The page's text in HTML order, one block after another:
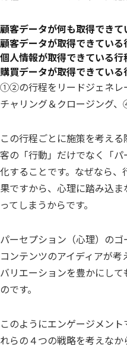
顧客データが何も取得できて
顧客データが取得できている
個人情報が取得できている行
購買データが取得できている
①②の行程をリードジェネレ
チャリング＆クロージング、
この行程ごとに施策を考え
客の「行動」だけでなく「
化することです。なぜなら
果ですから、心理に踏み込
ってしまうからです。
パーセプション（心理）の
コンテンツのアイディアが
バリエーションを豊かにし
のです。
このようにエンゲージメン
れらの４つの戦略を考えな